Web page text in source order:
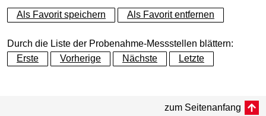
Betreiber Land Berlin
Ausprägung Probenahme
375162.61
Anionen und Kationen
Biologische Parameter
+
−
Als Favorit speichern Als Favorit entfernen
Durch die Liste der Probenahme-Messstellen blättern:
Erste
Vorherige Nächste Letzte
zum Seitenanfang